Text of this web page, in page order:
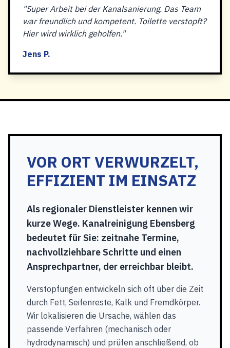
"Super Arbeit bei der Kanalsanierung. Das Team
war freundlich und kompetent. Toilette verstopft?
Hier wird wirklich geholfen."
Jens P.
VOR ORT VERWURZELT,
EFFIZIENT IM EINSATZ
Als regionaler Dienstleister kennen wir
kurze Wege. Kanalreinigung Ebensberg
bedeutet für Sie: zeitnahe Termine,
nachvollziehbare Schritte und einen
Ansprechpartner, der erreichbar bleibt.
Verstopfungen entwickeln sich oft über die Zeit
durch Fett, Seifenreste, Kalk und Fremdkörper.
Wir lokalisieren die Ursache, wählen das
passende Verfahren (mechanisch oder
hydrodynamisch) und prüfen anschließend, ob